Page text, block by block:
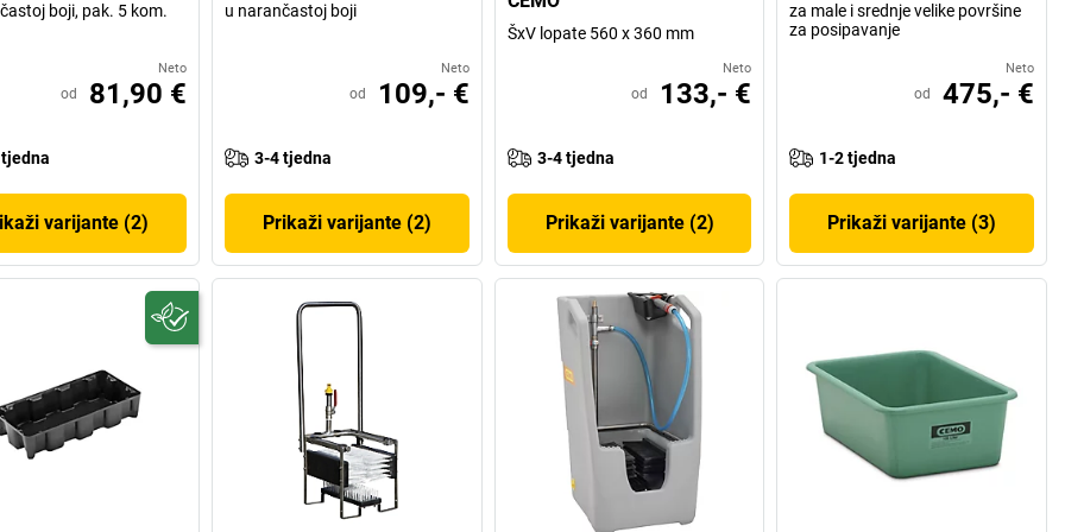
boji, pak. 5 kom.
Neto
od 81,90 €
varijante (2)
u narančastoj boji
Neto
od 109,- €
3-4 tjedna
Prikaži varijante (2)
ŠxV lopate 560 x 360 mm
Neto
od 133,- €
3-4 tjedna
Prikaži varijante (2)
za male i srednje velike površine
za posipavanje
Neto
od 475,- €
1-2 tjedna
Prikaži varijante (3)